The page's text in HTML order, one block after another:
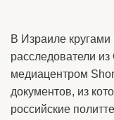
В Израиле
расследователи
медиацентром
документов, из
российские